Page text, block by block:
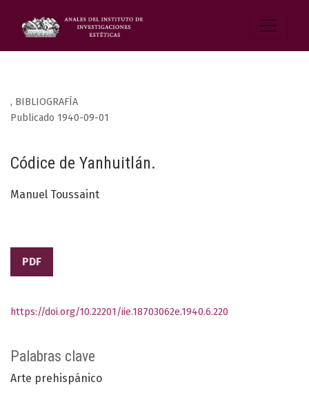
, BIBLIOGRAFÍA
Códice de Yanhuitlán.
Publicado 1940-09-01
Manuel Toussaint
PDF
Palabras clave
Arte prehispánico
https://doi.org/10.22201/iie.18703062e.1940.6.220